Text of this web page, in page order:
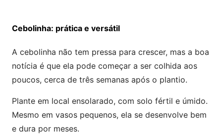
Cebolinha: prática e versátil
A cebolinha não tem pressa para crescer, mas a boa
notícia é que ela pode começar a ser colhida aos
poucos, cerca de três semanas após o plantio.
Plante em local ensolarado, com solo fértil e úmido.
Mesmo em vasos pequenos, ela se desenvolve bem
e dura por meses.